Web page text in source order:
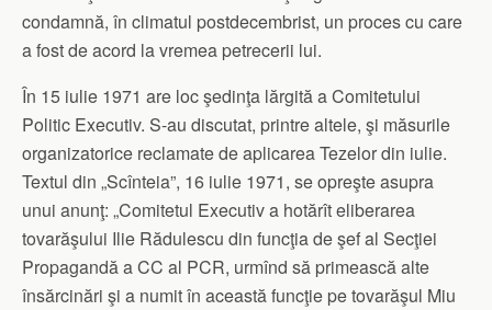
condamnă, în climatul postdecembrist, un proces cu care
a fost de acord la vremea petrecerii lui.
În 15 iulie 1971 are loc şedinţa lărgită a Comitetului
Politic Executiv. S-au discutat, printre altele, şi măsurile
organizatorice reclamate de aplicarea Tezelor din iulie.
Textul din „Scînteia”, 16 iulie 1971, se opreşte asupra
unui anunţ: „Comitetul Executiv a hotărît eliberarea
tovarăşului Ilie Rădulescu din funcţia de şef al Secţiei
Propagandă a CC al PCR, urmînd să primească alte
însărcinări şi a numit în această funcţie pe tovarăşul Miu